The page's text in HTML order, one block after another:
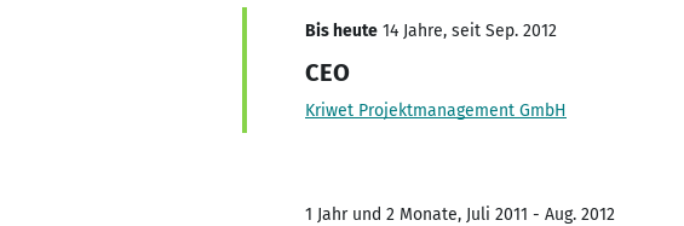
Bis heute 14 Jahre, seit Sep. 2012
CEO
Kriwet Projektmanagement GmbH
1 Jahr und 2 Monate, Juli 2011 - Aug. 2012